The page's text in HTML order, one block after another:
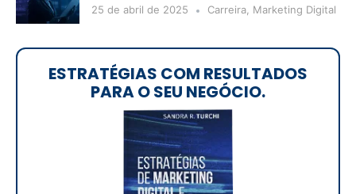
25 de abril de 2025 Carreira, Marketing Digital
ESTRATÉGIAS COM RESULTADOS
PARA O SEU NEGÓCIO.